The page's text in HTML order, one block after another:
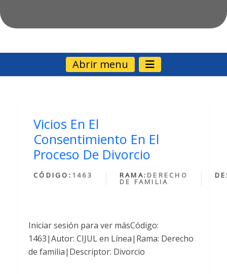
Abrir menu
Vicios En El
Consentimiento En El
Proceso De Divorcio
CÓDIGO: 1463 RAMA: DERECHO
DE FAMILIA
Iniciar sesión para ver másCódigo:
1463|Autor: CIJUL en Línea|Rama: Derecho
de familia|Descriptor: Divorcio